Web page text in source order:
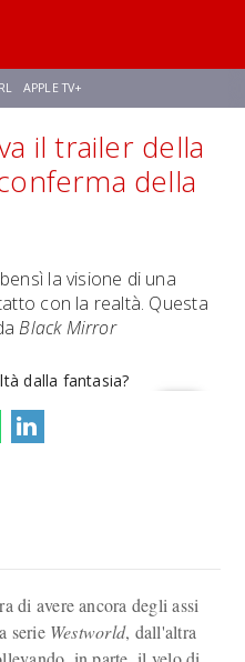
APPLE TV+
TREK AVENGERS: DOOMSDAY
il trailer della
della
la visione di una
con la realtà. Questa
Black Mirror
fantasia?
di avere ancora degli assi
serie Westworld, dall'altra